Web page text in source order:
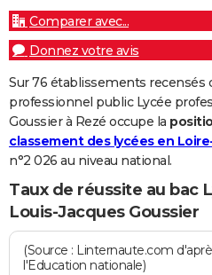
Comparer avec...
Donnez votre avis
Sur 76 établissements recensés
professionnel public Lycée
Goussier à Rezé occupe la
classement des lycées en
n°2 026 au niveau national.
Taux de réussite au bac
Louis-Jacques Goussier
(Source : Linternaute.com
l'Education nationale)